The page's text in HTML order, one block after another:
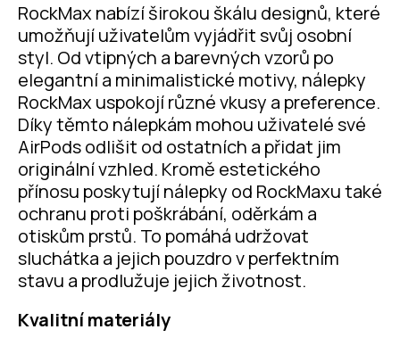
RockMax nabízí širokou škálu designů, které
umožňují uživatelům vyjádřit svůj osobní
styl. Od vtipných a barevných vzorů po
elegantní a minimalistické motivy, nálepky
RockMax uspokojí různé vkusy a preference.
Díky těmto nálepkám mohou uživatelé své
AirPods odlišit od ostatních a přidat jim
originální vzhled. Kromě estetického
přínosu poskytují nálepky od RockMaxu také
ochranu proti poškrábání, oděrkám a
otiskům prstů. To pomáhá udržovat
sluchátka a jejich pouzdro v perfektním
stavu a prodlužuje jejich životnost.
Kvalitní materiály